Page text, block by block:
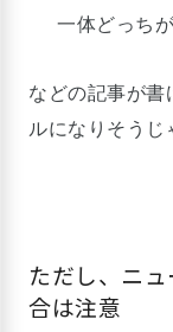
一体どっち
などの記事が書
ルになりそうじ
ただし、ニ
合は注意